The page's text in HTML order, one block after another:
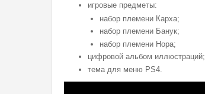
игровые предметы:
набор племени Карха;
набор племени Банук;
набор племени Нора;
цифровой альбом иллюстраций;
тема для меню PS4.